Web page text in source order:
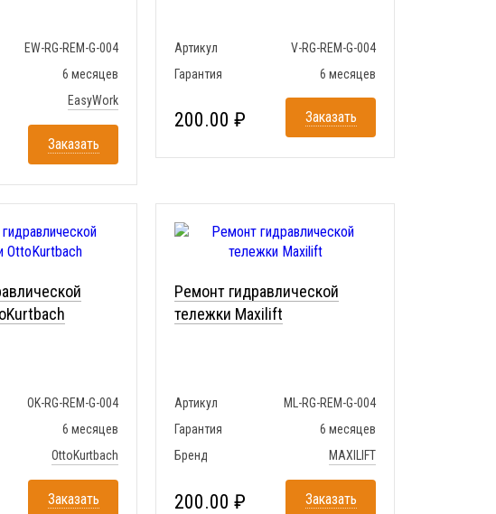
EW-RG-REM-G-004
6 месяцев
EasyWork
Заказать
Артикул
V-RG-REM-G-004
Гарантия
6 месяцев
200.00 ₽ Заказать
OK-RG-REM-G-004
6 месяцев
OttoKurtbach
Заказать
Ремонт гидравлической
тележки Maxilift
Артикул
ML-RG-REM-G-004
Гарантия
6 месяцев
Бренд
MAXILIFT
200.00 ₽ Заказать